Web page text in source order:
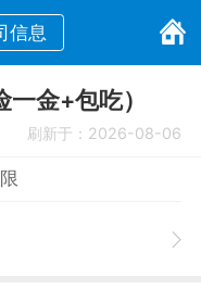
信息
金+包吃）
刷新于：2026-08-06